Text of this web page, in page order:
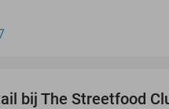
bij The Streetfood